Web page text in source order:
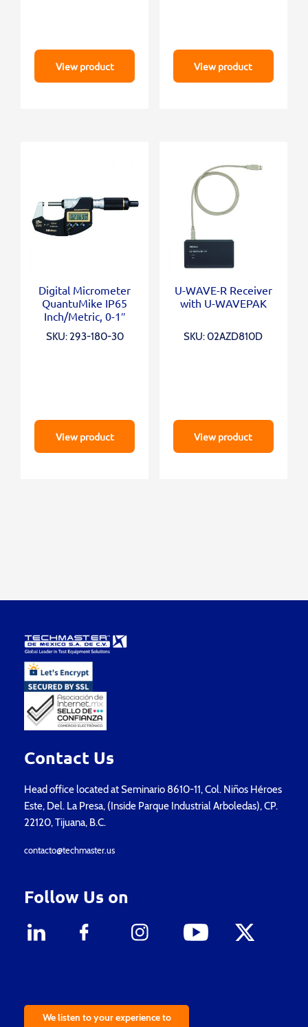
View product View product
Digital Micrometer
QuantuMike IP65
Inch/Metric, 0-1″
SKU: 293-180-30
View product
U-WAVE-R Receiver
with U-WAVEPAK
SKU: 02AZD810D
View product
Contact Us
Head office located at Seminario 8610-11, Col. Niños Héroes
Este, Del. La Presa, (Inside Parque Industrial Arboledas), CP.
22120, Tijuana, B.C.
contacto@techmaster.us
Follow Us on
We listen to your experience to